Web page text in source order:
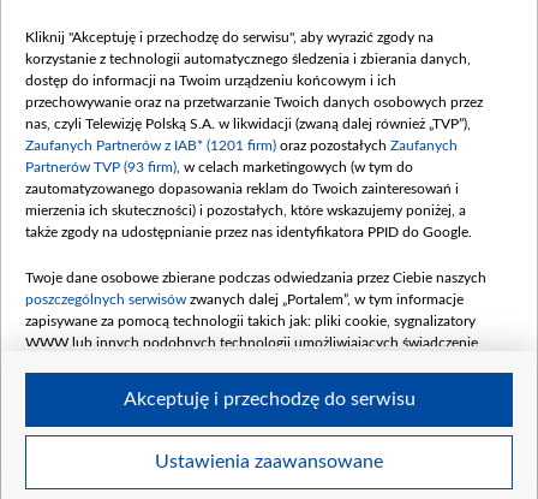
Procedura zgłoszeń wewnętrznych
Kliknij "Akceptuję i przechodzę do serwisu", aby wyrazić zgody na
korzystanie z technologii automatycznego śledzenia i zbierania danych,
dostęp do informacji na Twoim urządzeniu końcowym i ich
przechowywanie oraz na przetwarzanie Twoich danych osobowych przez
nas, czyli Telewizję Polską S.A. w likwidacji (zwaną dalej również „TVP”),
Zaufanych Partnerów z IAB* (1201 firm) oraz pozostałych Zaufanych
Partnerów TVP (93 firm) , w celach marketingowych (w tym do
zautomatyzowanego dopasowania reklam do Twoich zainteresowań i
mierzenia ich skuteczności) i pozostałych, które wskazujemy poniżej, a
także zgody na udostępnianie przez nas identyfikatora PPID do Google.
Twoje dane osobowe zbierane podczas odwiedzania przez Ciebie naszych
poszczególnych serwisów zwanych dalej „Portalem”, w tym informacje
zapisywane za pomocą technologii takich jak: pliki cookie, sygnalizatory
WWW lub innych podobnych technologii umożliwiających świadczenie
Twoje dane osobowe zbierane podczas odwiedzania przez Ciebie
Ustawienia zaawansowane
Akceptuję i przechodzę do serwisu